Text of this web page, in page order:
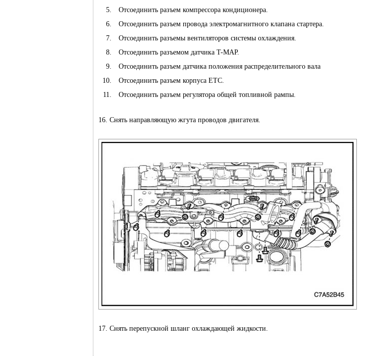
Отсоединить разъем компрессора кондиционера.
Отсоединить разъем провода электромагнитного клапана стартера.
Отсоединить разъемы вентиляторов системы охлаждения.
Отсоединить разъемом датчика T-MAP.
Отсоединить разъем датчика положения распределительного вала
Отсоединить разъем корпуса ETC.
Отсоединить разъем регулятора общей топливной рампы.
16. Снять направляющую жгута проводов двигателя.
17. Снять перепускной шланг охлаждающей жидкости.